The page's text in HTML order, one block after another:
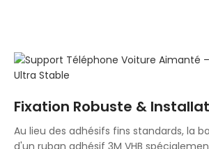
Fixation Robuste &
Au lieu des adhésifs fins standards, la
d'un ruban adhésif 3M VHB